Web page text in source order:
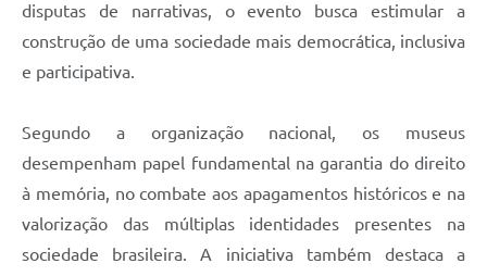
disputas de narrativas, o evento busca estimular a
construção de uma sociedade mais democrática, inclusiva
e participativa.
Segundo a organização nacional, os museus
desempenham papel fundamental na garantia do direito
à memória, no combate aos apagamentos históricos e na
valorização das múltiplas identidades presentes na
sociedade brasileira. A iniciativa também destaca a